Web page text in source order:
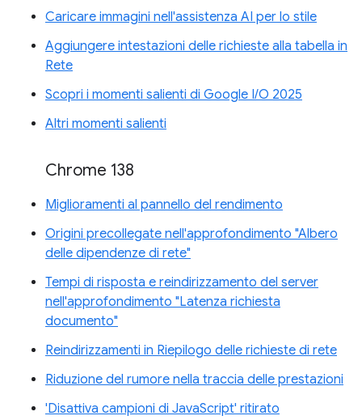
Caricare immagini nell'assistenza AI per lo stile
Aggiungere intestazioni delle richieste alla tabella in
Rete
Scopri i momenti salienti di Google I/O 2025
Altri momenti salienti
Chrome 138
Miglioramenti al pannello del rendimento
Origini precollegate nell'approfondimento "Albero
delle dipendenze di rete"
Tempi di risposta e reindirizzamento del server
nell'approfondimento "Latenza richiesta
documento"
Reindirizzamenti in Riepilogo delle richieste di rete
Riduzione del rumore nella traccia delle prestazioni
'Disattiva campioni di JavaScript' ritirato